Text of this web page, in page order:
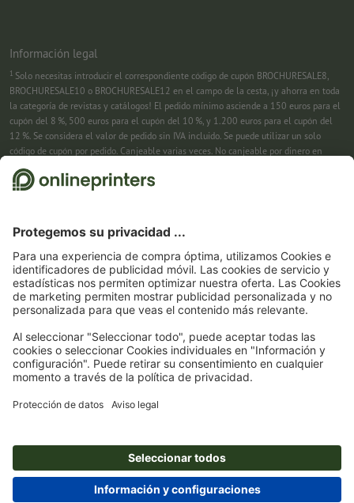
Información legal
1 Solo necesitas introducir el correspondiente código de cupón BROCHURESALE8,
BROCHURESALE10 o BROCHURESALE12 en el campo de la cesta, ¡y ahorra en toda
la categoría de revistas y catálogos! El pedido mínimo asciende a 150 euros para el
cupón del 8 %, 500 euros para el cupón del 10 %, y 1.200 euros para el cupón del
12 %. Se considera el valor de pedido sin IVA incluido. Se puede utilizar un solo
código de cupón por pedido. Canjeable varias veces. No canjeable por dinero en
efectivo. No acumulable con otras promociones. La promoción es válida hasta el
31/08/2026 inclusive.
nuestro boletín. Por supuesto, te puedes dar de baja en cualquier momento. Importe
máximo del descuento: 150 € del valor del pedido (sin IVA). Canjeable sólo una vez.
Sin pedido mínimo. No canjeable por dinero en efectivo. No acumulable con otras
promociones ni códigos de descuento.La validez del cupón es de seis semanas tras
la recepción.
3
cesta, y ahorra en productos seleccionados. Sin pedido mínimo. Canjeable varias
veces. No canjeable por dinero en efectivo. No acumulable con otras promociones.
La promoción es válida hasta el 31/08/2026 inclusive.
productos seleccionados. Sin pedido mínimo. Canjeable varias veces. No canjeable